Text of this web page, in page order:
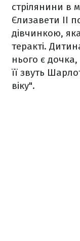
стрілянини в
Єлизавети II
дівчинкою,
теракті.
нього є
її звуть
віку".